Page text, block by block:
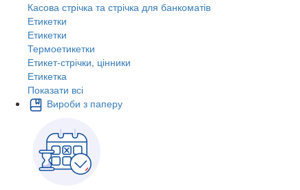
Касова стрічка та стрічка для банкоматів
Етикетки
Етикетки
Термоетикетки
Етикет-стрічки, цінники
Етикетка
Показати всі
Вироби з паперу